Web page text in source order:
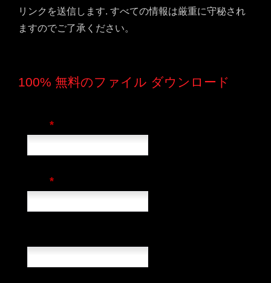
リンクを送信します. すべての情報は厳重に守秘され
ますのでご了承ください。
100% 無料のファイル ダウンロード
*
*